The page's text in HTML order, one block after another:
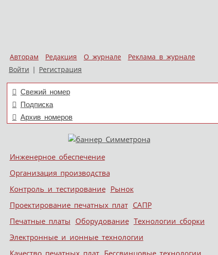
Авторам Редакция О журнале
Реклама в журнале
Войти | Регистрация
Свежий номер
Подписка
Архив номеров
Меню
Skip to content
Инженерное обеспечение
Организация производства
Контроль и тестирование Рынок
Проектирование печатных плат САПР
Печатные платы Оборудование Технологии сборки
Электронные и ионные технологии